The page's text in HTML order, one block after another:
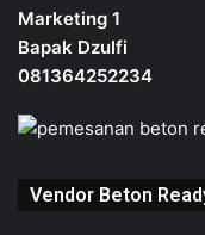
Marketing 1
Bapak Dzulfi
081364252234
Vendor Beton